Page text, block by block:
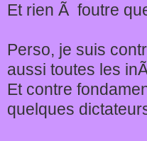
Et rien Ã foutre
Perso, je suis
aussi toutes les
Et contre
quelques